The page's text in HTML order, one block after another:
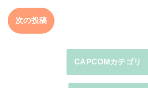
次の投稿
CAPCOMカテゴリ